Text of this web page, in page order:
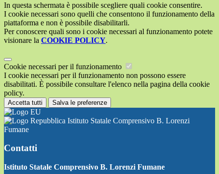
In questa schermata è possibile scegliere quali cookie consentire.
I cookie necessari sono quelli che consentono il funzionamento della
piattaforma e non è possibile disabilitarli.
Per conoscere quali sono i cookie necessari al funzionamento potete
visionare la COOKIE POLICY.
Cookie necessari per il funzionamento
I cookie necessari per il funzionamento non possono essere
disabilitati. È possibile consultare l'elenco nella pagina della cookie
policy.
Accetta tutti Salva le preferenze
Istituto Statale Comprensivo B. Lorenzi
Fumane
Contatti
Istituto Statale Comprensivo B. Lorenzi Fumane